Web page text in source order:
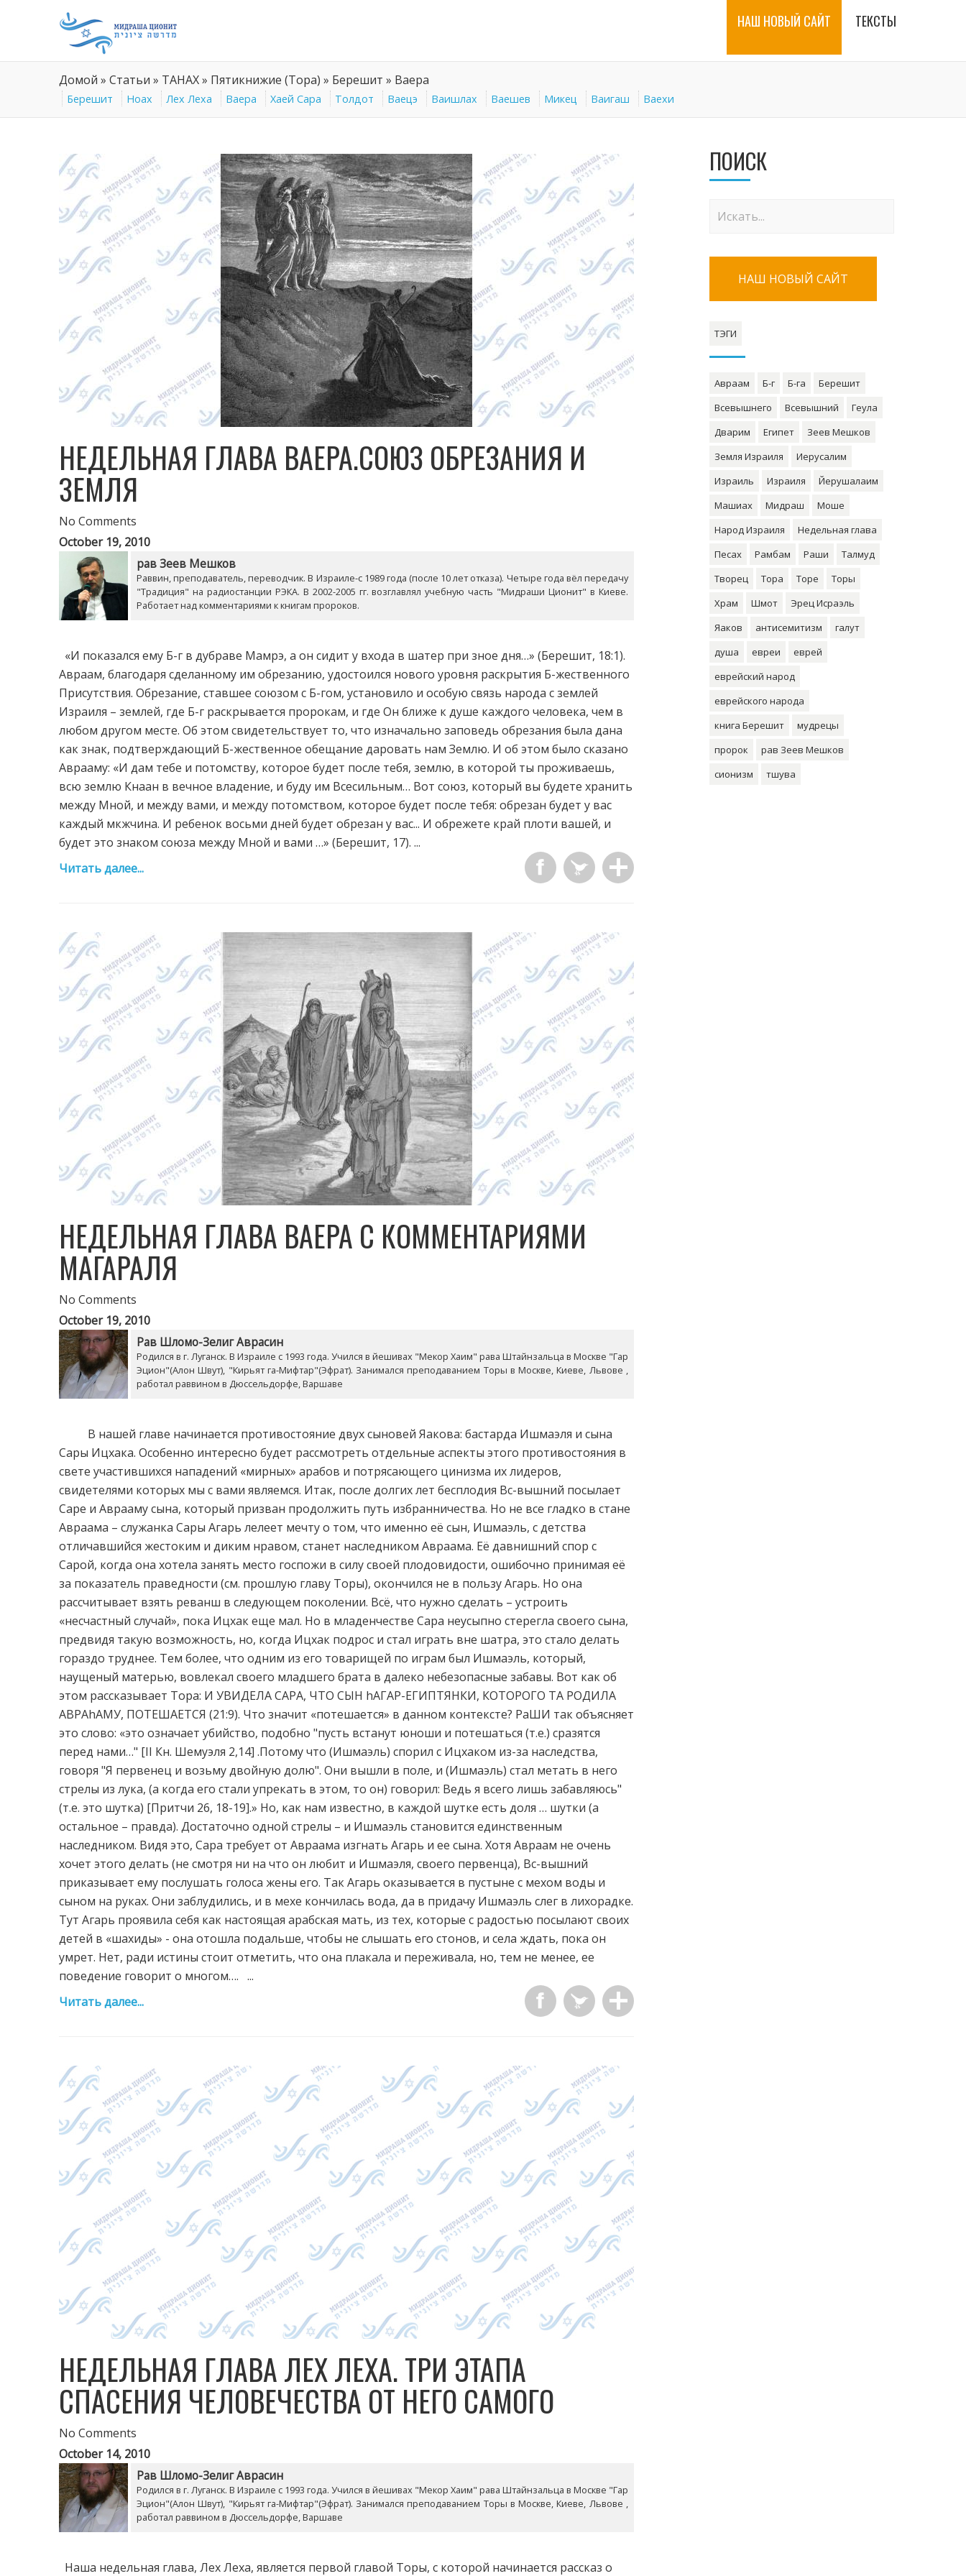
НАШ НОВЫЙ САЙТ ТЕКСТЫ
Домой » Статьи » ТАНАХ» Пятикнижие (Тора) » Берешит » Ваера
Берешит Ноах Лех Леха Ваера Хаей Сара Толдот Ваецэ Ваишлах Ваешев Микец Ваигаш Ваехи
НЕДЕЛЬНАЯ ГЛАВА ВАЕРА.СОЮЗ ОБРЕЗАНИЯ И
ЗЕМЛЯ
No Comments
October 19, 2010
рав Зеев Мешков
Раввин, преподаватель, переводчик. В Израиле-с 1989 года (после 10 лет отказа). Четыре года вёл передачу
"Традиция" на радиостанции РЭКА. В 2002-2005 гг. возглавлял учебную часть "Мидраши Ционит" в Киеве.
Работает над комментариями к книгам пророков.
«И показался ему Б-г в дубраве Мамрэ, а он сидит у входа в шатер при зное дня…» (Берешит, 18:1).
Авраам, благодаря сделанному им обрезанию, удостоился нового уровня раскрытия Б-жественного
Присутствия. Обрезание, ставшее союзом с Б-гом, установило и особую связь народа с землей
Израиля – землей, где Б-г раскрывается пророкам, и где Он ближе к душе каждого человека, чем в
любом другом месте. Об этом свидетельствует то, что изначально заповедь обрезания была дана
как знак, подтверждающий Б-жественное обещание даровать нам Землю. И об этом было сказано
Аврааму: «И дам тебе и потомству, которое будет после тебя, землю, в которой ты проживаешь,
всю землю Кнаан в вечное владение, и буду им Всесильным… Вот союз, который вы будете хранить
между Мной, и между вами, и между потомством, которое будет после тебя: обрезан будет у вас
каждый мкжчина. И ребенок восьми дней будет обрезан у вас... И обрежете край плоти вашей, и
будет это знаком союза между Мной и вами …» (Берешит, 17). ...
Читать далее...
НЕДЕЛЬНАЯ ГЛАВА ВАЕРА С КОММЕНТАРИЯМИ
МАГАРАЛЯ
No Comments
October 19, 2010
Рав Шломо-Зелиг Аврасин
Родился в г. Луганск. В Израиле с 1993 года. Учился в йешивах "Мекор Хаим" рава Штайнзальца в Москве "Гар
Эцион"(Алон Швут), "Кирьят га-Мифтар"(Эфрат). Занимался преподаванием Торы в Москве, Киеве, Львове ,
работал раввином в Дюссельдорфе, Варшаве
В нашей главе начинается противостояние двух сыновей Яакова: бастарда Ишмаэля и сына
Сары Ицхака. Особенно интересно будет рассмотреть отдельные аспекты этого противостояния в
свете участившихся нападений «мирных» арабов и потрясающего цинизма их лидеров,
свидетелями которых мы с вами являемся. Итак, после долгих лет бесплодия Вс-вышний посылает
Саре и Аврааму сына, который призван продолжить путь избранничества. Но не все гладко в стане
Авраама – служанка Сары Агарь лелеет мечту о том, что именно её сын, Ишмаэль, с детства
отличавшийся жестоким и диким нравом, станет наследником Авраама. Её давнишний спор с
Сарой, когда она хотела занять место госпожи в силу своей плодовидости, ошибочно принимая её
за показатель праведности (см. прошлую главу Торы), окончился не в пользу Агарь. Но она
рассчитывает взять реванш в следующем поколении. Всё, что нужно сделать – устроить
«несчастный случай», пока Ицхак еще мал. Но в младенчестве Сара неусыпно стерегла своего сына,
предвидя такую возможность, но, когда Ицхак подрос и стал играть вне шатра, это стало делать
гораздо труднее. Тем более, что одним из его товарищей по играм был Ишмаэль, который,
наущеный матерью, вовлекал своего младшего брата в далеко небезопасные забавы. Вот как об
этом рассказывает Тора: И УВИДЕЛА САРА, ЧТО СЫН hАГАР-ЕГИПТЯНКИ, КОТОРОГО ТА РОДИЛА
АВРАhАМУ, ПОТЕШАЕТСЯ (21:9). Что значит «потешается» в данном контексте? РаШИ так объясняет
это слово: «это означает убийство, подобно "пусть встанут юноши и потешаться (т.е.) сразятся
перед нами…" [II Кн. Шемуэля 2,14] .Потому что (Ишмаэль) спорил с Ицхаком из-за наследства,
говоря "Я первенец и возьму двойную долю". Они вышли в поле, и (Ишмаэль) стал метать в него
стрелы из лука, (а когда его стали упрекать в этом, то он) говорил: Ведь я всего лишь забавляюсь"
(т.е. это шутка) [Притчи 26, 18-19].» Но, как нам известно, в каждой шутке есть доля … шутки (а
остальное – правда). Достаточно одной стрелы – и Ишмаэль становится единственным
наследником. Видя это, Сара требует от Авраама изгнать Агарь и ее сына. Хотя Авраам не очень
хочет этого делать (не смотря ни на что он любит и Ишмаэля, своего первенца), Вс-вышний
приказывает ему послушать голоса жены его. Так Агарь оказывается в пустыне с мехом воды и
сыном на руках. Они заблудились, и в мехе кончилась вода, да в придачу Ишмаэль слег в лихорадке.
Тут Агарь проявила себя как настоящая арабская мать, из тех, которые с радостью посылают своих
детей в «шахиды» - она отошла подальше, чтобы не слышать его стонов, и села ждать, пока он
умрет. Нет, ради истины стоит отметить, что она плакала и переживала, но, тем не менее, ее
поведение говорит о многом…. ...
Читать далее...
НЕДЕЛЬНАЯ ГЛАВА ЛЕХ ЛЕХА. ТРИ ЭТАПА
СПАСЕНИЯ ЧЕЛОВЕЧЕСТВА ОТ НЕГО САМОГО
No Comments
October 14, 2010
Рав Шломо-Зелиг Аврасин
Родился в г. Луганск. В Израиле с 1993 года. Учился в йешивах "Мекор Хаим" рава Штайнзальца в Москве "Гар
Эцион"(Алон Швут), "Кирьят га-Мифтар"(Эфрат). Занимался преподаванием Торы в Москве, Киеве, Львове ,
работал раввином в Дюссельдорфе, Варшаве
Наша недельная глава, Лех Леха, является первой главой Торы, с которой начинается рассказ о
ПОИСК
НАШ НОВЫЙ САЙТ
ТЭГИ
Авраам Б-г Б-га
Берешит
Всевышнего
Всевышний
Геула
Дварим
Египет
Зеев Мешков
Земля Израиля
Иерусалим
Израиль
Израиля
Йерушалаим
Машиах
Мидраш
Моше
Народ Израиля
Недельная глава
Песах
Рамбам Раши
Талмуд
Творец
Тора Торе
Торы
Храм
Шмот
Эрец Исраэль
Яаков
антисемитизм
галут
душа
евреи
еврей
еврейский народ
еврейского народа
книга Берешит
мудрецы
пророк
рав Зеев Мешков
сионизм
тшува